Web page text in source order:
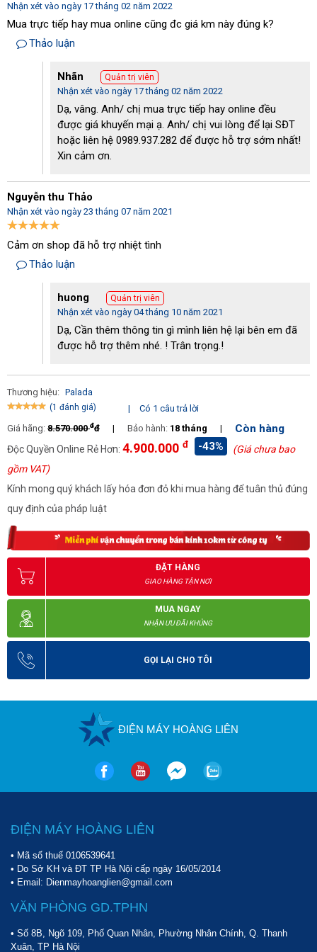
hay bụi công nghiệp. Palada PD80A được sử dụng rộng rãi trong
nhà xưởng hay kho hàng có diện tích lớn, trường học, bệnh viện
và các khu công nghiệp nhờ hiệu quả làm sạch cao.
Mời bạn xem thêm các modelmáy hút bụi Palada
bỉ, bảo hành tới 18 tháng tại Điện máy Hoàng Liên chúng tôi.
Một số ứng dụng quan trọng trong đời sống của máy PD80A
Cách sử dụng máy hút bụi công suất lớn PD80A
Do tích hợp nhiều tính năng cao cấp nên máy hút bụi Palada
PD80A có cấu tạo phức tạp hơn kèm theo kích thước lớn hơn
nhiều thiết bị hút bụi sử dụng trong gia đình. Tuy nhiên cách sử
dụng và vận hành PD80A cũng khá đơn giản khi áp dụng đầy đủ
những bước sau:
Bước 1: Kiểm tra, chuẩn bị phụ kiện máy hút bụi.
Bước 4: Kiểm tra hệ thống dây điện, phích cắm trước khi vận
máy trước khi bắt đầu hút bụi
Nhận xét vào ngày 17 tháng 02 năm 2022
Mua trực tiếp hay mua online cũng đc giá km này đúng k?
Thảo luận
Nhãn Quản trị viên
Nhận xét vào ngày 17 tháng 02 năm 2022
Dạ, vâng. Anh/ chị mua trực tiếp hay online đều
được giá khuyến mại ạ. Anh/ chị vui lòng để lại SĐT
hoặc liên hệ 0989.937.282 để được hỗ trợ sớm nhất!
Xin cảm ơn.
Nguyễn thu Thảo
Nhận xét vào ngày 23 tháng 07 năm 2021
Cảm ơn shop đã hỗ trợ nhiệt tình
Thảo luận
huong Quản trị viên
Nhận xét vào ngày 04 tháng 10 năm 2021
Dạ, Cần thêm thông tin gì mình liên hệ lại bên em đã
được hỗ trợ thêm nhé. ! Trân trọng.!
Thương hiệu: Palada
(1 đánh giá) |
Có 1 câu trả lời
Giá hãng: 8.570.000đđ | Bảo hành: 18 tháng | Còn hàng
Độc Quyền Online Rẻ Hơn: 4.900.000 đ -43%
(Giá chưa bao
gồm VAT)
Kính mong quý khách lấy hóa đơn đỏ khi mua hàng để tuân thủ đúng
quy định của pháp luật
ĐẶT HÀNG
GIAO HÀNG TẬN NƠI
MUA NGAY
NHẬN ƯU ĐÃI KHỦNG
GỌI LẠI CHO TÔI
ĐIỆN MÁY HOÀNG LIÊN
ĐIỆN MÁY HOÀNG LIÊN
• Mã số thuế 0106539641
• Do Sở KH và ĐT TP Hà Nội cấp ngày 16/05/2014
• Email: Dienmayhoanglien@gmail.com
VĂN PHÒNG GD.TPHN
• Số 8B, Ngõ 109, Phố Quan Nhân, Phường Nhân Chính, Q. Thanh
Xuân, TP Hà Nội